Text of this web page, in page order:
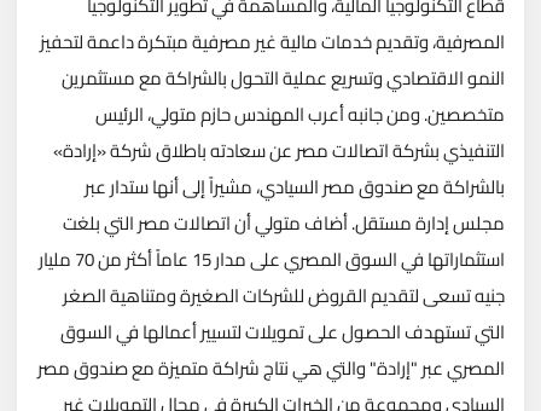
المصرفية، وتقديم خدمات مالية غير مصرفية مبتكرة داعمة لتحفيز
النمو الاقتصادي وتسريع عملية التحول بالشراكة مع مستثمرين
متخصصين. ومن جانبه أعرب المهندس حازم متولي، الرئيس
التنفيذي بشركة اتصالات مصر عن سعادته باطلاق شركة «إرادة»
بالشراكة مع صندوق مصر السيادي، مشيراً إلى أنها ستدار عبر
مجلس إدارة مستقل. أضاف متولي أن اتصالات مصر التي بلغت
استثماراتها في السوق المصري على مدار 15 عاماً أكثر من 70 مليار
جنيه تسعى لتقديم القروض للشركات الصغيرة ومتناهية الصغر
التي تستهدف الحصول على تمويلات لتسيير أعمالها في السوق
المصري عبر "إرادة" والتي هي نتاج شراكة متميزة مع صندوق مصر